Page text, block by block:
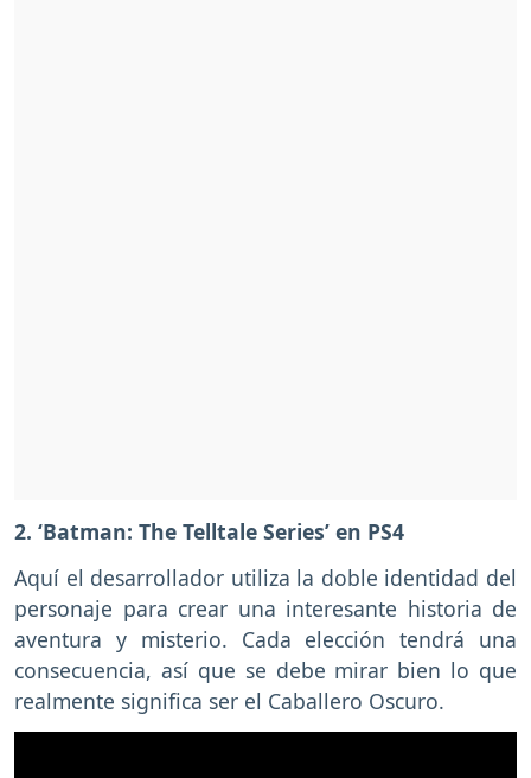
2. ‘Batman: The Telltale Series’ en PS4
Aquí el desarrollador utiliza la doble identidad del
personaje para crear una interesante historia de
aventura y misterio. Cada elección tendrá una
consecuencia, así que se debe mirar bien lo que
realmente significa ser el Caballero Oscuro.